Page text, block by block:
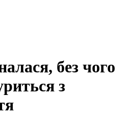
без чого
з